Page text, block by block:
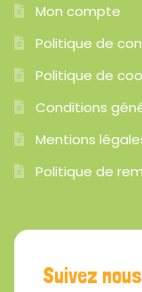
Mon compte
Politique de
Politique de
Conditions
Mentions
Politique de
Suivez nous